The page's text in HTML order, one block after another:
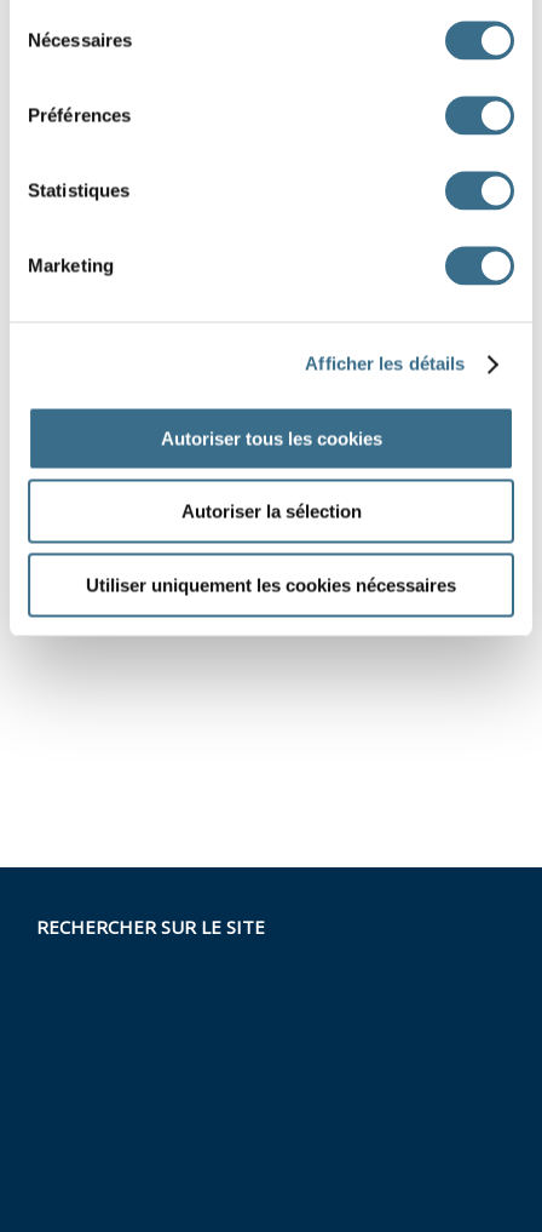
Nécessaires
Préférences
Statistiques
Marketing
Afficher les détails
Autoriser tous les cookies
Autoriser la sélection
Utiliser uniquement les cookies nécessaires
RECHERCHER SUR LE SITE